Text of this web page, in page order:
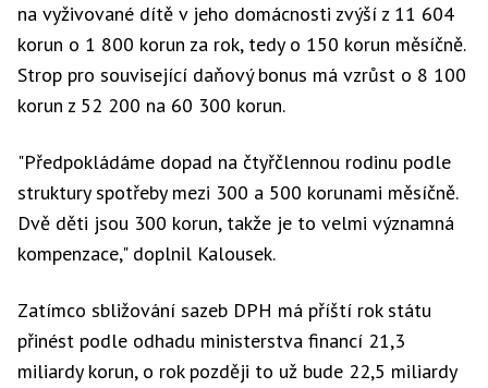
na vyživované dítě v jeho domácnosti zvýší z 11 604
korun o 1 800 korun za rok, tedy o 150 korun měsíčně.
Strop pro související daňový bonus má vzrůst o 8 100
korun z 52 200 na 60 300 korun.
"Předpokládáme dopad na čtyřčlennou rodinu podle
struktury spotřeby mezi 300 a 500 korunami měsíčně.
Dvě děti jsou 300 korun, takže je to velmi významná
kompenzace," doplnil Kalousek.
Zatímco sbližování sazeb DPH má příští rok státu
přinést podle odhadu ministerstva financí 21,3
miliardy korun, o rok později to už bude 22,5 miliardy